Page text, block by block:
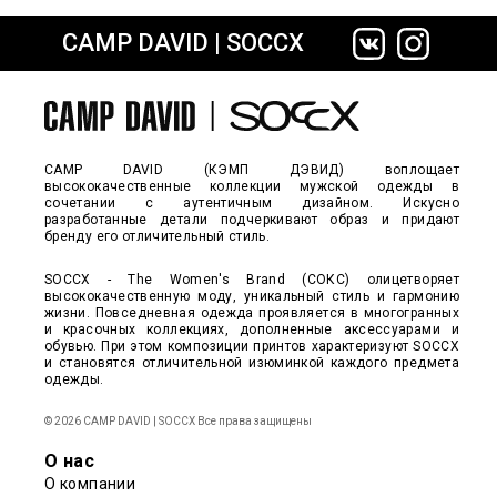
сайте СДЭК
CAMP DAVID | SOCCX
CAMP DAVID (КЭМП ДЭВИД) воплощает
высококачественные коллекции мужской одежды в
сочетании с аутентичным дизайном. Искусно
разработанные детали подчеркивают образ и придают
бренду его отличительный стиль.
SOCCX - The Women's Brand (СОКС) олицетворяет
высококачественную моду, уникальный стиль и гармонию
жизни. Повседневная одежда проявляется в многогранных
и красочных коллекциях, дополненные аксессуарами и
обувью. При этом композиции принтов характеризуют SOCCX
и становятся отличительной изюминкой каждого предмета
одежды.
© 2026 CAMP DAVID | SOCCX Все права защищены
О нас
О компании